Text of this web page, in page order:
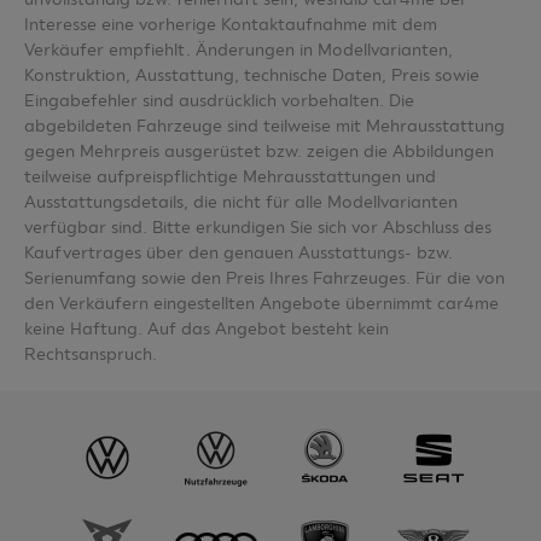
Interesse eine vorherige Kontaktaufnahme mit dem
Verkäufer empfiehlt. Änderungen in Modellvarianten,
Konstruktion, Ausstattung, technische Daten, Preis sowie
Eingabefehler sind ausdrücklich vorbehalten. Die
abgebildeten Fahrzeuge sind teilweise mit Mehrausstattung
gegen Mehrpreis ausgerüstet bzw. zeigen die Abbildungen
teilweise aufpreispflichtige Mehrausstattungen und
Ausstattungsdetails, die nicht für alle Modellvarianten
verfügbar sind. Bitte erkundigen Sie sich vor Abschluss des
Kaufvertrages über den genauen Ausstattungs- bzw.
Serienumfang sowie den Preis Ihres Fahrzeuges. Für die von
den Verkäufern eingestellten Angebote übernimmt car4me
keine Haftung. Auf das Angebot besteht kein
Rechtsanspruch.